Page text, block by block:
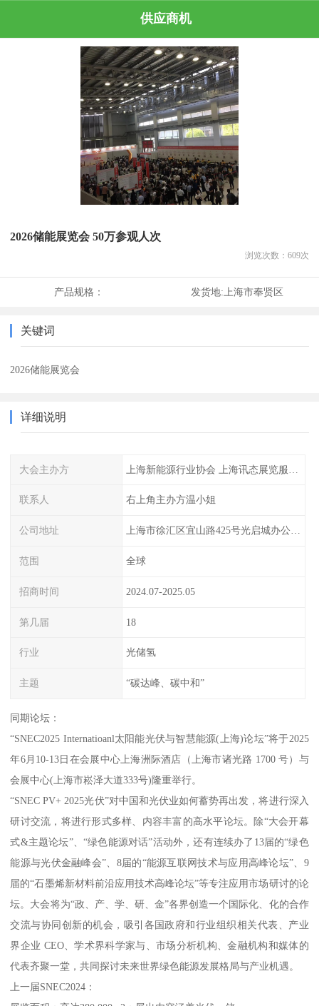
供应商机
2026储能展览会 50万参观人次
浏览次数： 609次
产品规格： 发货地:上海市奉贤区
关键词
2026储能展览会
详细说明
大会主办方
联系人 右上角主办方温小姐
公司地址 上海市徐汇区宜山路425号光启城办公楼905室
范围 全球
招商时间 2024.07-2025.05
第几届 18
行业 光储氢
主题 “碳达峰、碳中和”
同期论坛：
“SNEC2025 Internatioanl太阳能光伏与智慧能源(上海)论坛”将于2025
年6月10-13日在会展中心上海洲际酒店（上海市诸光路 1700 号）与
会展中心(上海市崧泽大道333号)隆重举行。
“SNEC PV+ 2025光伏”对中国和光伏业如何蓄势再出发，将进行深入
研讨交流，将进行形式多样、内容丰富的高水平论坛。除“大会开幕
式&主题论坛”、“绿色能源对话”活动外，还有连续办了13届的“绿色
能源与光伏金融峰会”、8届的“能源互联网技术与应用高峰论坛”、9
届的“石墨烯新材料前沿应用技术高峰论坛”等专注应用市场研讨的论
坛。大会将为“政、产、学、研、金”各界创造一个国际化、化的合作
交流与协同创新的机会，吸引各国政府和行业组织相关代表、产业
界企业 CEO、学术界科学家与、市场分析机构、金融机构和媒体的
代表齐聚一堂，共同探讨未来世界绿色能源发展格局与产业机遇。
上一届SNEC2024：